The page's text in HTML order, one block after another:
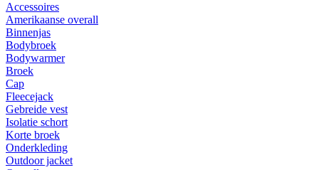
Accessoires
Amerikaanse overall
Binnenjas
Bodybroek
Bodywarmer
Broek
Cap
Fleecejack
Gebreide vest
Isolatie schort
Korte broek
Onderkleding
Outdoor jacket